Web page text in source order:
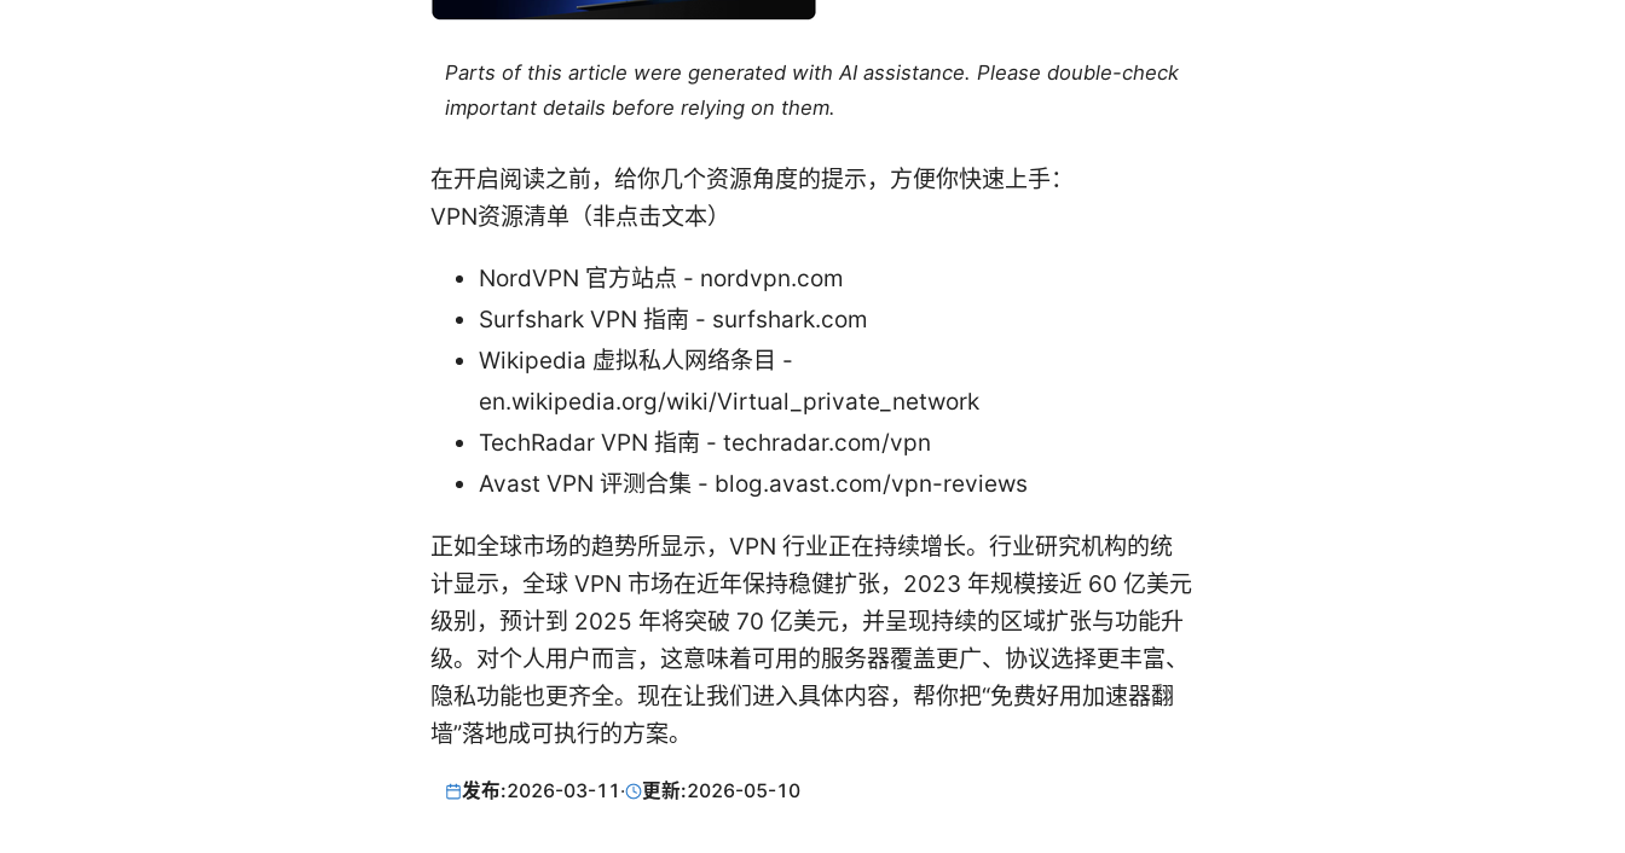
Parts of this article were generated with AI assistance. Please double-check
important details before relying on them.
在开启阅读之前，给你几个资源角度的提示，方便你快速上手：
VPN资源清单（非点击文本）
NordVPN 官方站点 - nordvpn.com
Surfshark VPN 指南 - surfshark.com
Wikipedia 虚拟私人网络条目 -
en.wikipedia.org/wiki/Virtual_private_network
TechRadar VPN 指南 - techradar.com/vpn
Avast VPN 评测合集 - blog.avast.com/vpn-reviews
正如全球市场的趋势所显示，VPN 行业正在持续增长。行业研究机构的统
计显示，全球 VPN 市场在近年保持稳健扩张，2023 年规模接近 60 亿美元
级别，预计到 2025 年将突破 70 亿美元，并呈现持续的区域扩张与功能升
级。对个人用户而言，这意味着可用的服务器覆盖更广、协议选择更丰富、
隐私功能也更齐全。现在让我们进入具体内容，帮你把“免费好用加速器翻
墙”落地成可执行的方案。
发布:2026-03-11 · 更新:2026-05-10